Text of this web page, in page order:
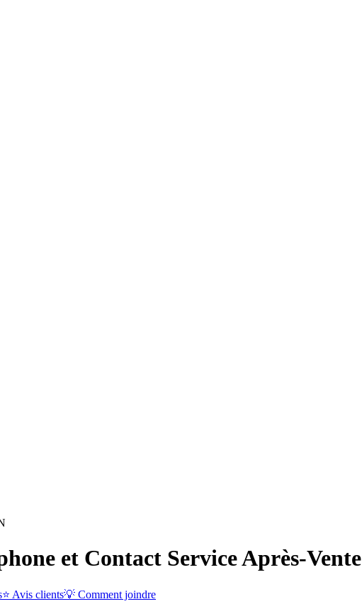
et Contact Service Après-Vente
⭐ Avis clients💡 Comment joindre